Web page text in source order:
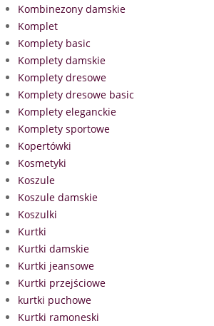
Kombinezony damskie
Komplet
Komplety basic
Komplety damskie
Komplety dresowe
Komplety dresowe basic
Komplety eleganckie
Komplety sportowe
Kopertówki
Kosmetyki
Koszule
Koszule damskie
Koszulki
Kurtki
Kurtki damskie
Kurtki jeansowe
Kurtki przejściowe
kurtki puchowe
Kurtki ramoneski